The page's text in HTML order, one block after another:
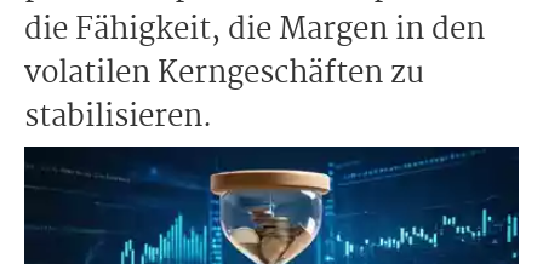
die Fähigkeit, die Margen in den
volatilen Kerngeschäften zu
stabilisieren.